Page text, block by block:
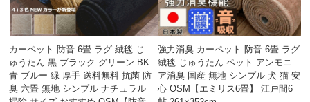
カーペット 防音 6畳 ラグ 絨毯 じ
ゅうたん 黒 ブラック グリーン BK
青 ブルー 緑 厚手 送料無料 抗菌 防
臭 六畳 無地 シンプル ナチュラル
強力消臭 カーペット 防音 6畳 ラグ
絨毯 じゅうたん ペット アンモニ
ア消臭 国産 無地 シンプル 犬 猫 安
心 OSM【エミリス6畳】 江戸間6